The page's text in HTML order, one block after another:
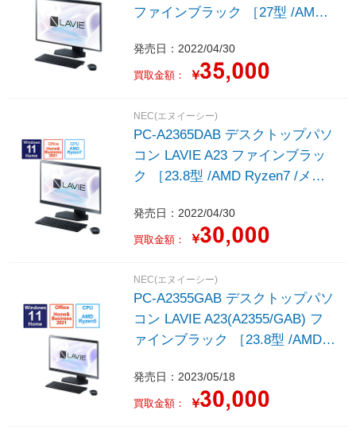
ファインブラック ［27型 /AMD
1TB /2022年春モデル］
発売日：2022/04/30
買取金額： ￥
NEC(エヌイーシー)
PC-A2365DAB デスクトップパソ
コン LAVIE A23 ファインブラッ
ク ［23.8型 /AMD Ryzen7 /メモ
春モデル］
発売日：2022/04/30
買取金額： ￥
NEC(エヌイーシー)
PC-A2355GAB デスクトップパソ
コン LAVIE A23(A2355/GAB) フ
ァインブラック ［23.8型 /AMD
512GB /2023年5月モデル］
発売日：2023/05/18
買取金額： ￥